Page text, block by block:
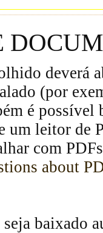
deverá
(por
é possível
um leitor de
com
about
baixado